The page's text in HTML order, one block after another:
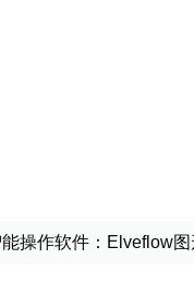
能操作软件：Elveflow